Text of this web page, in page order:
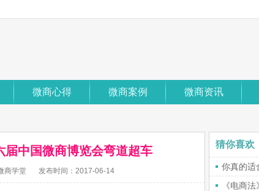
微商心得 微商案例 微商资讯
中国微商博览会弯道超车
商学堂 发布时间：2017-06-14
猜你喜欢
你真的适
《电商